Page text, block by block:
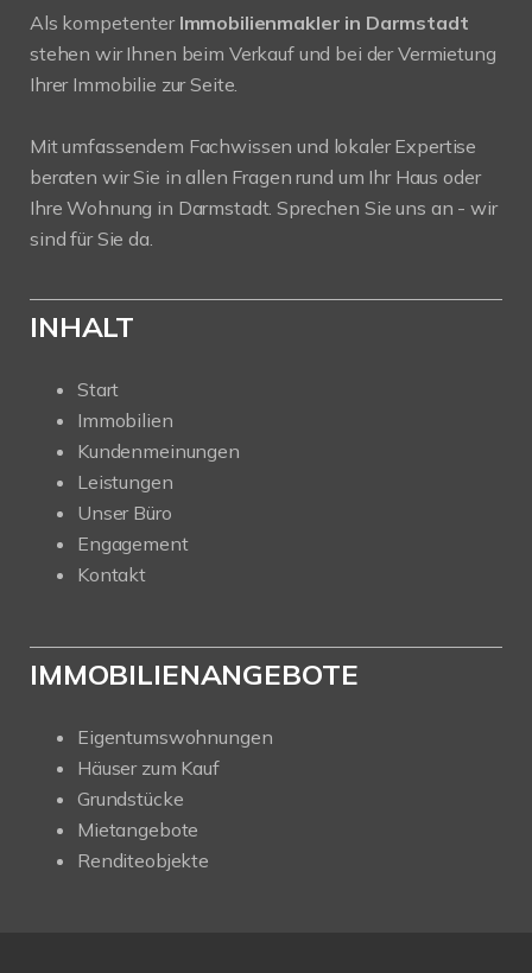
Als kompetenter Immobilienmakler in Darmstadt
stehen wir Ihnen beim Verkauf und bei der Vermietung
Ihrer Immobilie zur Seite.
Mit umfassendem Fachwissen und lokaler Expertise
beraten wir Sie in allen Fragen rund um Ihr Haus oder
Ihre Wohnung in Darmstadt. Sprechen Sie uns an - wir
sind für Sie da.
INHALT
Start
Immobilien
Kundenmeinungen
Leistungen
Unser Büro
Engagement
Kontakt
IMMOBILIENANGEBOTE
Eigentumswohnungen
Häuser zum Kauf
Grundstücke
Mietangebote
Renditeobjekte